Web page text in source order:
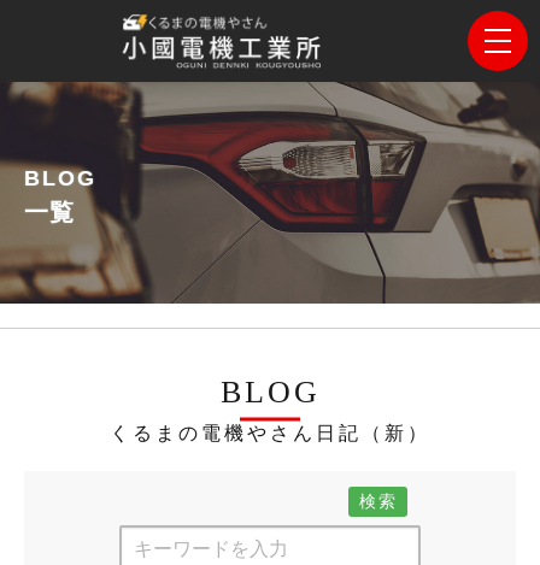
BLOG
一覧
BLOG
くるまの電機やさん日記（新）
検索